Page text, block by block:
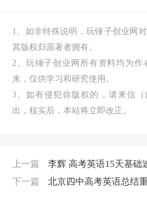
1、如非特殊说明，玩锤子创业网
其版权归原著者拥有。
2、玩锤子创业网所有资料均为作
来，仅供学习和研究使用。
3、如有侵犯你版权的，请来信（
出，核实后，本站将立即改正。
上一篇
李辉 高考英语15天基础
下一篇
北京四中高考英语总结